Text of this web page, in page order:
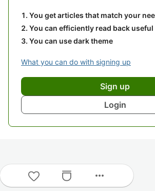
You get articles that match your
You can efficiently read back
You can use dark theme
What you can do with signing up
Sign up
Login
more_horiz